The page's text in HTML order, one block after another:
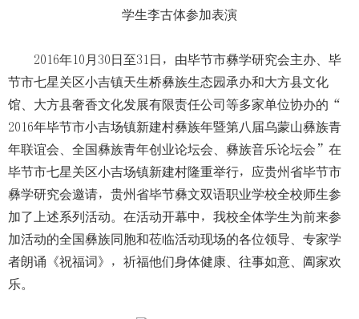
学生李古体参加表演
2016年10月30日至31日，由毕节市彝学研究会主办、毕
节市七星关区小吉镇天生桥彝族生态园承办和大方县文化
馆、大方县奢香文化发展有限责任公司等多家单位协办的“
2016年毕节市小吉场镇新建村彝族年暨第八届乌蒙山彝族青
年联谊会、全国彝族青年创业论坛会、彝族音乐论坛会”在
毕节市七星关区小吉场镇新建村隆重举行，应贵州省毕节市
彝学研究会邀请，贵州省毕节彝文双语职业学校全校师生参
加了上述系列活动。在活动开幕中，我校全体学生为前来参
加活动的全国彝族同胞和莅临活动现场的各位领导、专家学
者朗诵《祝福词》，祈福他们身体健康、往事如意、阖家欢
乐。